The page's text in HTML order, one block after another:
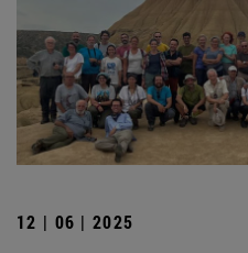
12 | 06 | 2025